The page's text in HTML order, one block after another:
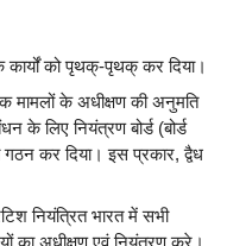
को पृथक्-पृथक् कर दिया।
मामलों के अधीक्षण की अनुमति
के लिए नियंत्रण बोर्ड (बोर्ड
कर दिया। इस प्रकार, द्वैध
नियंत्रित भारत में सभी